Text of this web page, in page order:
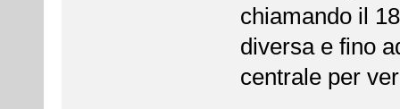
chiamando il
diversa e fino
centrale per